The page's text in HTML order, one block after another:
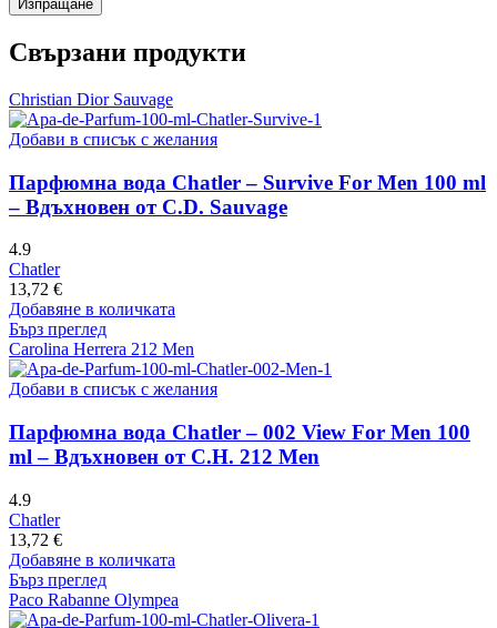
Свързани продукти
Christian Dior Sauvage
Добави в списък с желания
Парфюмна вода Chatler – Survive For Men 100 ml
– Вдъхновен от C.D. Sauvage
4.9
Chatler
13,72 €
Добавяне в количката
Бърз преглед
Carolina Herrera 212 Men
Добави в списък с желания
Парфюмна вода Chatler – 002 View For Men 100
ml – Вдъхновен от C.H. 212 Men
4.9
Chatler
13,72 €
Добавяне в количката
Бърз преглед
Paco Rabanne Olympea